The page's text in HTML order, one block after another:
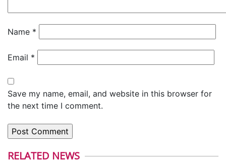
Name *
Email *
Save my name, email, and website in this browser for
the next time I comment.
RELATED NEWS